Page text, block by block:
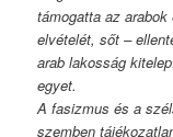
támogatta az
elvételét, sőt –
arab lakosság
egyet.
A fasizmus és a
szemben